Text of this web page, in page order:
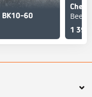
BK10-60
1 399